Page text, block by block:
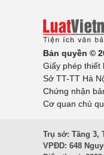
Bản quyền ©
Giấy phép thiết
Sở TT-TT Hà
Chứng nhận
Cơ quan chủ
Trụ sở: Tầng 3,
VPĐD: 648